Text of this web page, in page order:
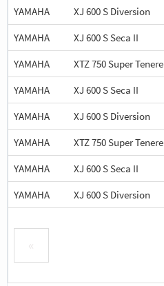
YAMAHA
XJ 600 S Diversion
YAMAHA
XJ 600 S Seca II
YAMAHA
XTZ 750 Super Tenere
YAMAHA
XJ 600 S Seca II
YAMAHA
XJ 600 S Diversion
YAMAHA
XTZ 750 Super Tenere
YAMAHA
XJ 600 S Seca II
YAMAHA
XJ 600 S Diversion
«